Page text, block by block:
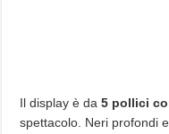
Il display è da5 pollici
spettacolo. Neri profondi